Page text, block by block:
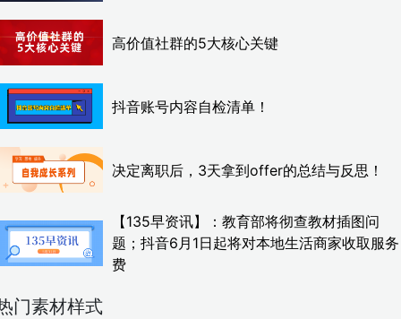
高价值社群的5大核心关键
抖音账号内容自检清单！
决定离职后，3天拿到offer的总结与反思！
【135早资讯】：教育部将彻查教材插图问
题；抖音6月1日起将对本地生活商家收取服务
费
门素材样式